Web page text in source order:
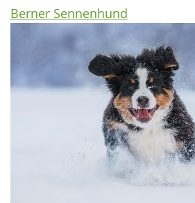
Berner Sennenhund